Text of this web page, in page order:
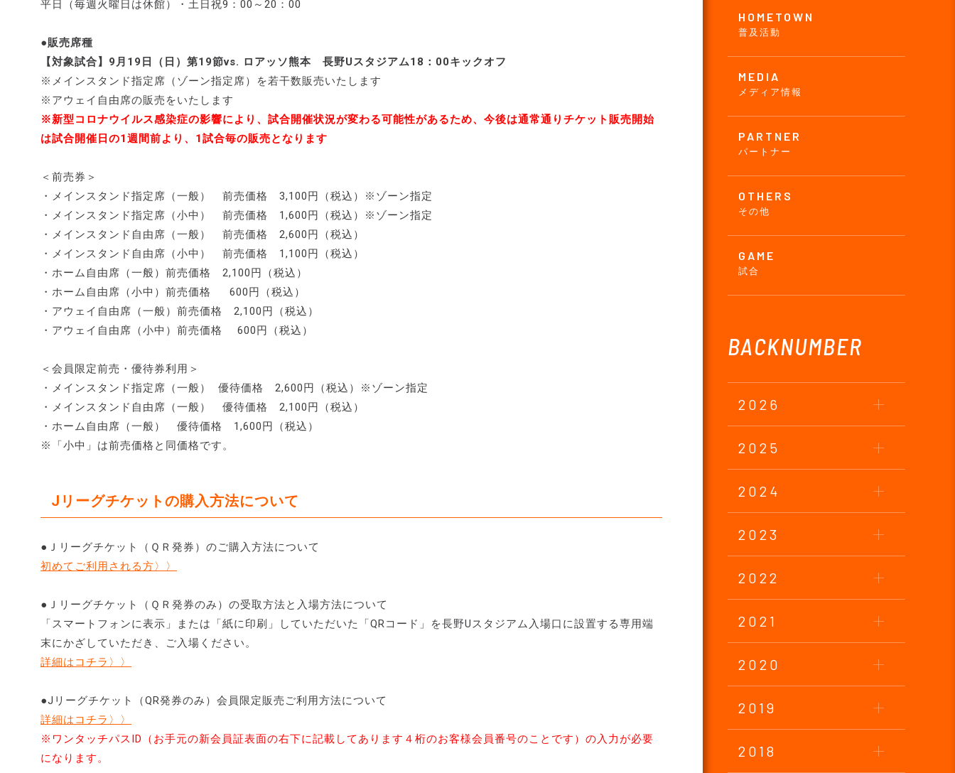
HOMETOWN
普及活動
MEDIA
メディア情報
PARTNER
パートナー
OTHERS
その他
GAME
試合
BACKNUMBER
2026
2025
2024
2023
2022
2021
2020
2019
2018
平日（毎週火曜日は休館）・土日祝9：00～20：00
●販売席種
【対象試合】9月19日（日）第19節vs. ロアッソ熊本 長野Uスタジアム18：00キックオフ
※メインスタンド指定席（ゾーン指定席）を若干数販売いたします
※アウェイ自由席の販売をいたします
※新型コロナウイルス感染症の影響により、試合開催状況が変わる可能性があるため、今後は通常通りチケット販売開始
は試合開催日の1週間前より、1試合毎の販売となります
＜前売券＞
・メインスタンド指定席（一般） 前売価格 3,100円（税込）※ゾーン指定
・メインスタンド指定席（小中） 前売価格 1,600円（税込）※ゾーン指定
・メインスタンド自由席（一般） 前売価格 2,600円（税込）
・メインスタンド自由席（小中） 前売価格 1,100円（税込）
・ホーム自由席（一般）前売価格 2,100円（税込）
・ホーム自由席（小中）前売価格 600円（税込）
・アウェイ自由席（一般）前売価格 2,100円（税込）
・アウェイ自由席（小中）前売価格 600円（税込）
＜会員限定前売・優待券利用＞
・メインスタンド指定席（一般） 優待価格 2,600円（税込）※ゾーン指定
・メインスタンド自由席（一般） 優待価格 2,100円（税込）
・ホーム自由席（一般） 優待価格 1,600円（税込）
※「小中」は前売価格と同価格です。
Jリーグチケットの購入方法について
●Ｊリーグチケット（ＱＲ発券）のご購入方法について
初めてご利用される方〉〉
●Ｊリーグチケット（ＱＲ発券のみ）の受取方法と入場方法について
「スマートフォンに表示」または「紙に印刷」していただいた「QRコード」を長野Uスタジアム入場口に設置する専用端
末にかざしていただき、ご入場ください。
詳細はコチラ〉〉
●Jリーグチケット（QR発券のみ）会員限定販売ご利用方法について
詳細はコチラ〉〉
※ワンタッチパスID（お手元の新会員証表面の右下に記載してあります４桁のお客様会員番号のことです）の入力が必要
になります。